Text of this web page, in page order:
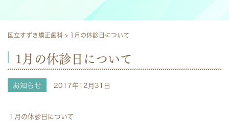
国立すずき矯正歯科 > 1月の休診日について
1月の休診日について
お知らせ 2017年12月31日
１月の休診日について